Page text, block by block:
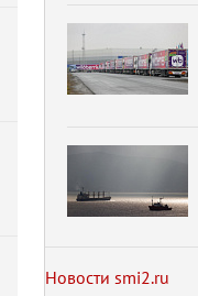
Новости smi2.ru